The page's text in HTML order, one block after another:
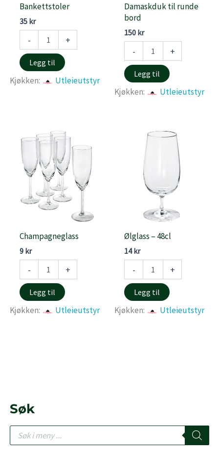
Søk
P
Bankettstoler
35 kr
-
antall
+
Legg til
Kjøkken: Utleieutstyr
Damaskduk til runde
bord
150 kr
-
runde
bord
antall
+
Legg til
Kjøkken: Utleieutstyr
Champagneglass
9 kr
-
antall
+
Legg til
Kjøkken: Utleieutstyr
Ølglass – 48cl
14kr
-
48cl
antall
+
Legg til
Kjøkken: Utleieutstyr